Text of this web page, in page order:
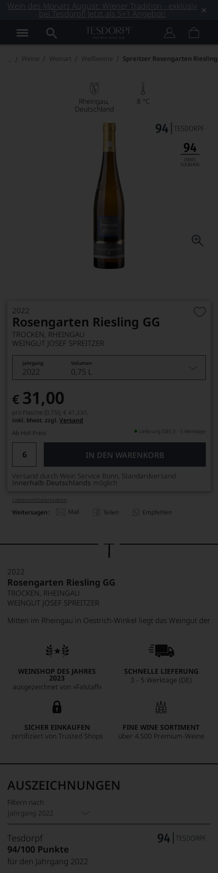
Wein des Monats August: Wiener Tradition - exklusiv
bei Tesdorpf! Jetzt als 5+1 Angebot!
Weine Weinart Weißweine Spreitzer Rosengarten Riesling
Rheingau
Deutschland
8 °C
2022
Rosengarten Riesling GG
TROCKEN, RHEINGAU
WEINGUT JOSEF SPREITZER
Jahrgang Volumen
2022 0,75 L
€ 31,00
pro Flasche (0.75l), € 41,33/L
inkl. Mwst. zzgl. Versand
Ab-Hof-Preis
Lieferung (DE) 3 - 5 Werktage
IN DEN WARENKORB
Versand durch Wein Service Bonn, Standardversand
innerhalb Deutschlands möglich
Lebensmittel­angaben
Weitersagen: Mail Teilen Empfehlen
2022
Rosengarten Riesling GG
TROCKEN, RHEINGAU
WEINGUT JOSEF SPREITZER
Mitten im Rheingau in Oestrich-Winkel liegt das Weingut der
WEINSHOP DES JAHRES
2023
ausgezeichnet von »Falstaff«
SCHNELLE LIEFERUNG
3 - 5 Werktage (DE)
SICHER EINKAUFEN
zertifiziert von Trusted Shops
FINE WINE SORTIMENT
über 4.500 Premium-Weine
AUSZEICHNUNGEN
Filtern nach
Jahrgang 2022
Tesdorpf
94/100 Punkte
für den Jahrgang 2022